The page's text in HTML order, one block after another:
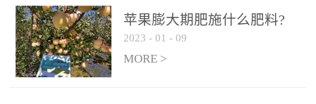
预防枝叶早衰。5、叶面喷
施︰浓度800-1500倍（1-
6kg/公顷，间隔10-14天一
次，喷1-3次。
施︰浓度800-1500倍（1-
苹果膨大期肥施什么肥料?
2023 - 01 - 09
MORE >